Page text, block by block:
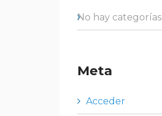
No hay categorías
Meta
Acceder